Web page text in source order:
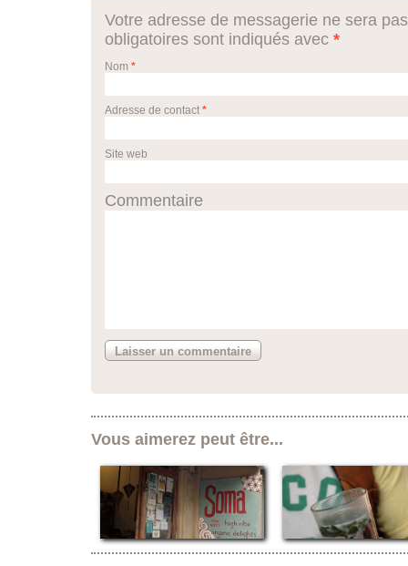
Votre adresse de messagerie ne sera
obligatoires sont indiqués avec *
Nom *
Adresse de contact *
Site web
Commentaire
Vous aimerez peut être...